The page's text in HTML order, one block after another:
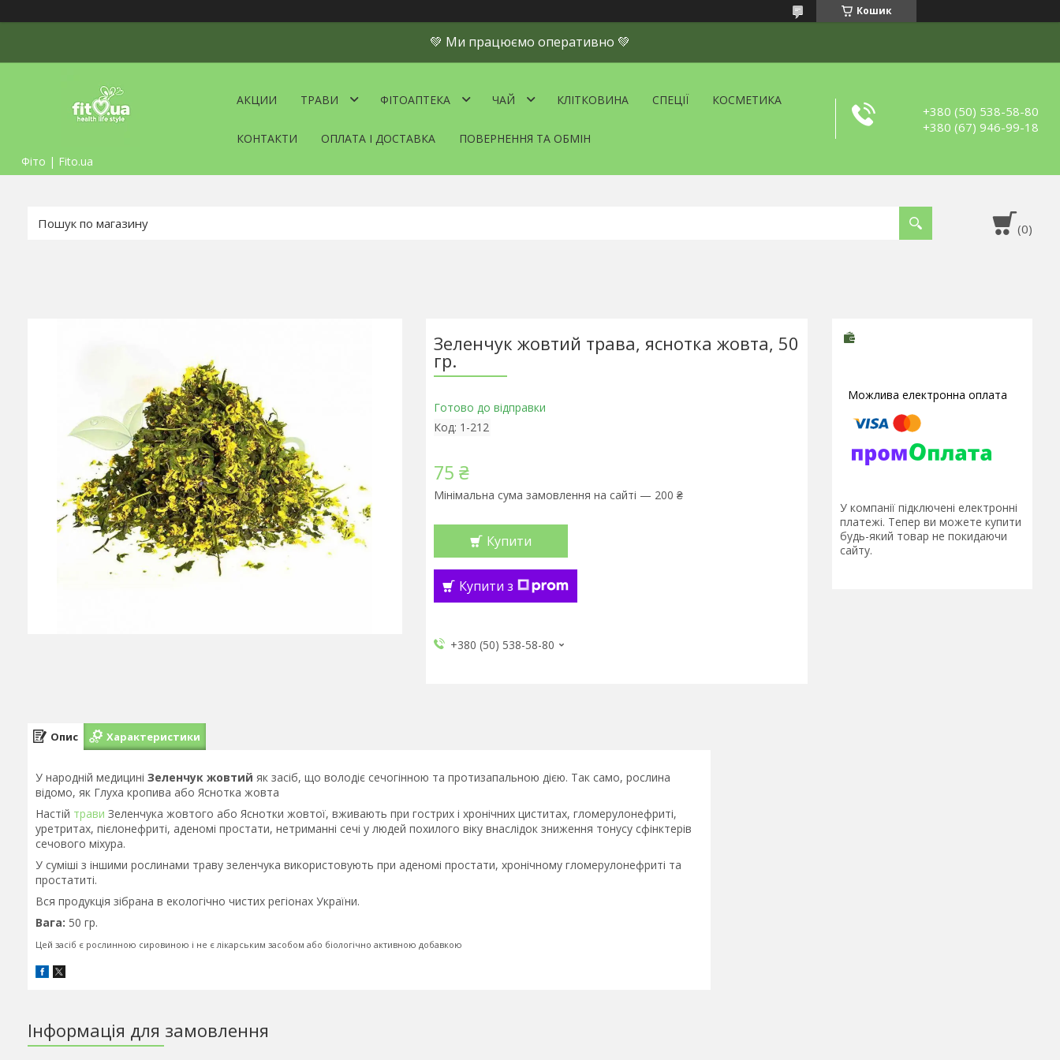
Кошик
💚 Ми працюємо оперативно 💚
Фіто | Fito.ua
АКЦИИ ТРАВИ ФІТОАПТЕКА ЧАЙ КЛІТКОВИНА СПЕЦІЇ КОСМЕТИКА
КОНТАКТИ ОПЛАТА І ДОСТАВКА ПОВЕРНЕННЯ ТА ОБМІН
+380 (50) 538-58-80
+380 (67) 946-99-18
Зеленчук жовтий трава, яснотка жовта, 50
гр.
Готово до відправки
Код: 1-212
75 ₴
Мінімальна сума замовлення на сайті — 200 ₴
Купити
Купити з
+380 (50) 538-58-80
У компанії підключені електронні
платежі. Тепер ви можете купити
будь-який товар не покидаючи
сайту.
Опис Характеристики
У народній медицині Зеленчук жовтий як засіб, що володіє сечогінною та протизапальною дією. Так само, рослина
відомо, як Глуха кропива або Яснотка жовта
Настій трави Зеленчука жовтого або Яснотки жовтої, вживають при гострих і хронічних циститах, гломерулонефриті,
уретритах, пієлонефриті, аденомі простати, нетриманні сечі у людей похилого віку внаслідок зниження тонусу сфінктерів
сечового міхура.
У суміші з іншими рослинами траву зеленчука використовують при аденомі простати, хронічному гломерулонефриті та
простатиті.
Вся продукція зібрана в екологічно чистих регіонах України.
Вага: 50 гр.
Цей засіб є рослинною сировиною і не є лікарським засобом або біологічно активною добавкою
Інформація для замовлення